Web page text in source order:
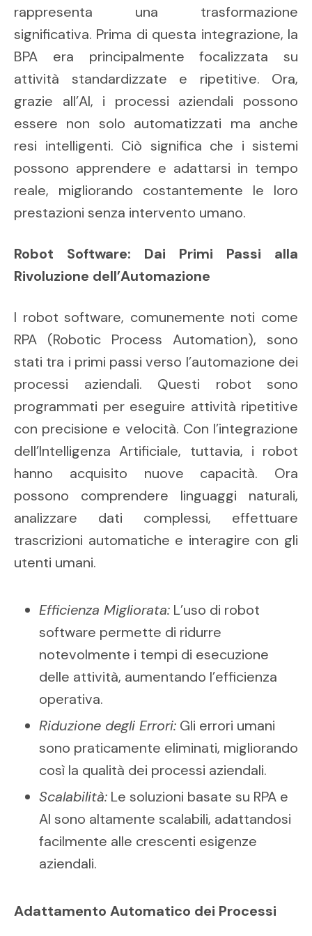
rappresenta una trasformazione
significativa. Prima di questa integrazione, la
BPA era principalmente focalizzata su
attività standardizzate e ripetitive. Ora,
grazie all’AI, i processi aziendali possono
essere non solo automatizzati ma anche
resi intelligenti. Ciò significa che i sistemi
possono apprendere e adattarsi in tempo
reale, migliorando costantemente le loro
prestazioni senza intervento umano.
Robot Software: Dai Primi Passi alla
Rivoluzione dell’Automazione
I robot software, comunemente noti come
RPA (Robotic Process Automation), sono
stati tra i primi passi verso l’automazione dei
processi aziendali. Questi robot sono
programmati per eseguire attività ripetitive
con precisione e velocità. Con l’integrazione
dell’Intelligenza Artificiale, tuttavia, i robot
hanno acquisito nuove capacità. Ora
possono comprendere linguaggi naturali,
analizzare dati complessi, effettuare
trascrizioni automatiche e interagire con gli
utenti umani.
Efficienza Migliorata: L’uso di robot
software permette di ridurre
notevolmente i tempi di esecuzione
delle attività, aumentando l’efficienza
operativa.
Riduzione degli Errori: Gli errori umani
sono praticamente eliminati, migliorando
così la qualità dei processi aziendali.
Scalabilità: Le soluzioni basate su RPA e
AI sono altamente scalabili, adattandosi
facilmente alle crescenti esigenze
aziendali.
Adattamento Automatico dei Processi